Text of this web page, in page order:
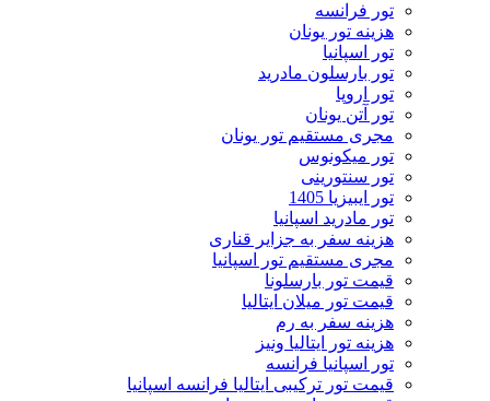
تور فرانسه
هزینه تور یونان
تور اسپانیا
تور بارسلون مادرید
تور اروپا
تور آتن یونان
مجری مستقیم تور یونان
تور میکونوس
تور سنتورینی
تور ایبیزیا 1405
تور مادرید اسپانیا
هزینه سفر به جزایر قناری
مجری مستقیم تور اسپانیا
قیمت تور بارسلونا
قیمت تور میلان ایتالیا
هزینه سفر به رم
هزینه تور ایتالیا ونیز
تور اسپانیا فرانسه
قیمت تور ترکیبی ایتالیا فرانسه اسپانیا